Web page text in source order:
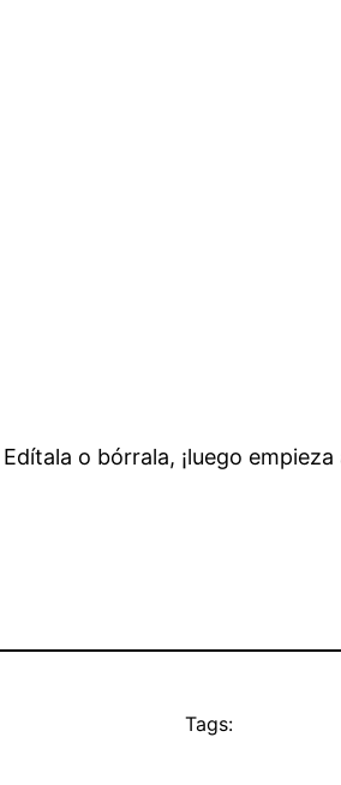
o bórrala, ¡luego empieza
Tags: